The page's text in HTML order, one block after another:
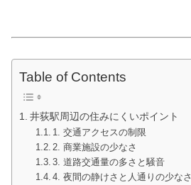
Table of Contents
井荻駅周辺の住みにくいポイント
1. 交通アクセスの制限
2. 商業施設の少なさ
3. 道路交通量の多さと騒音
4. 夜間の静けさと人通りの少なさ